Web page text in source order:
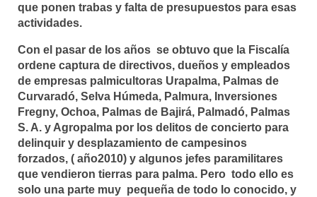
que ponen trabas y falta de presupuestos para esas
actividades.
Con el pasar de los años se obtuvo que la Fiscalía
ordene captura de directivos, dueños y empleados
de empresas palmicultoras Urapalma, Palmas de
Curvaradó, Selva Húmeda, Palmura, Inversiones
Fregny, Ochoa, Palmas de Bajirá, Palmadó, Palmas
S. A. y Agropalma por los delitos de concierto para
delinquir y desplazamiento de campesinos
forzados, ( año2010) y algunos jefes paramilitares
que vendieron tierras para palma. Pero todo ello es
solo una parte muy pequeña de todo lo conocido, y